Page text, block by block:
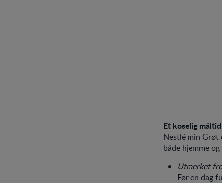
Et koselig måltid
Nestlé min
både hjemme og
Utmerket
Før en dag